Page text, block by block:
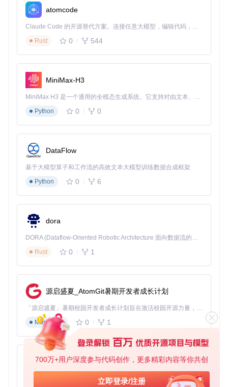
700万+用户深度参与代码创作，更多精彩内容等你共创
立即登录/注册
评估适配性，配置生成层动态创建优化的EFI文件。核心技术
包括基于模板的ACPI补丁引擎、智能kext匹配算法和配置参数
校验系统。
原理提示框 ：硬件识别系统通过解析WMI接口数据（Windo
    A[硬件信息采集] -->|系统接口层| B[特征提取]
    B -->|CPU/显卡/芯片组| C{兼容性决策引擎}
    F --> G[配置参数优化]
    G --> H[EFI文件打包]
🔧实操案例1：ACPI补丁自动化
点击"应用"生成自定义补丁集
参数名: [SSDT-PLUG]（原理：通过注入插件式ACPI补丁解决
查看工具推荐的必备kext列表
根据硬件添加额外驱动（如声卡驱动）
参数名: [加载顺序]（原理：将核心驱动置于优先位置，避免依
赖项缺失导致的启动失败）
⚠️避坑提示：kext版本需与目标macOS版本严格匹配，过
高或过低都会导致系统不稳定
场景应用：跨场景配置方案与实施步骤
atomcode
Claude Code 的开源替代方案。连接任意大模型，编辑代码，运行命令，自动验证 — 全自动执行。用 Rust 构建，极致性能。 ｜ An open-source alternative to Claude Code. Connect any LLM, edit code, run commands, and verify changes — autonomously. Built in Rust for speed. Get Started
Rust
0 544
MiniMax-H3
MiniMax H3 是一个通用的全模态生成系统。它支持对由文本、图像、视频和音频组成的多模态上下文进行统一理解，并能生成分辨率高达 2K、时长可达 15 秒的带原生立体声音频的视频。得益于面向任务泛化的系统设计，H3 在预训练阶段就已具备广泛的多模态上下文理解与生成能力，能够出色地执行复杂的多模态指令。
Python
0 0
DataFlow
基于大模型算子和工作流的高效文本大模型训练数据合成框架
Python
0 6
dora
DORA (Dataflow-Oriented Robotic Architecture 面向数据流的机器人架构) 是为 AI 与具身智能机器人打造的高性能开发框架，以数据流范式重构开发逻辑，原生支持分布式部署与端边云协同 —— 无需复杂适配，即可实现一体端到端具身大小脑、VLA等模型部署，无缝衔接感知、推理、控制全链路，让 AI 能力与机器人动作深度融合。 依托 Rust 内核与零拷贝通信技术，它将具身大小脑、VLA等模型推理、多模态数据融合延迟压缩至微秒级，同时兼容 ROS2 生态与国产 AI 芯片，彻底降低具身智能机器人的开发门槛，让分布式部署下的 AI 赋能创新更高效、更灵活。
Rust
0 1
源启盛夏_AtomGit暑期开发者成长计划
「源启盛夏」暑期校园开发者成长计划旨在激活校园开源力量，通过积分激励、认证扶持、资源倾斜等形式，引导高校组织和开发者完成「入驻 — 建项目 — 做贡献 — 获认证 — 得资源」的完整闭环。无论你是想带领社团入驻平台的组织者，还是希望用代码贡献证明自己的开发者，都能在这里找到属于你的成长路径。
Markdown
0 1
py-xiaozhi
基于Python的Xiaozhi AI，适用于想要完整Xiaozhi体验而无需拥有专用硬件的用户。